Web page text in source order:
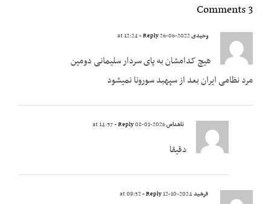
3 Comments
وحیدی - Reply
هیچ کدامشان به پای سردار سلیمانی دومین
مرد نظامی ایران بعد از سپهبد سورونا نمیشود
ناشناس - Reply
دقیقا
فرشید - Reply